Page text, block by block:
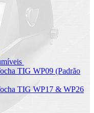
TIG WP09 (Padrão
TIG WP17 & WP26